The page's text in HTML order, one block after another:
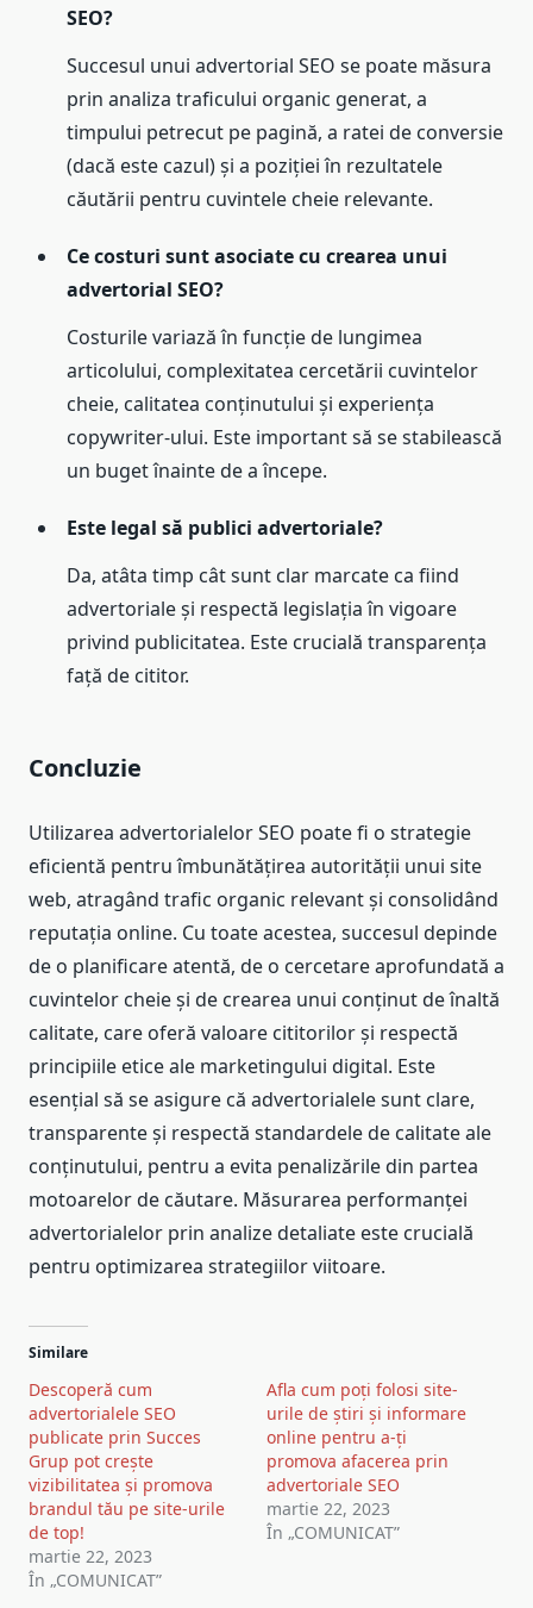
SEO?
Succesul unui advertorial SEO se poate măsura
prin analiza traficului organic generat, a
timpului petrecut pe pagină, a ratei de conversie
(dacă este cazul) și a poziției în rezultatele
căutării pentru cuvintele cheie relevante.
Ce costuri sunt asociate cu crearea unui
advertorial SEO?
Costurile variază în funcție de lungimea
articolului, complexitatea cercetării cuvintelor
cheie, calitatea conținutului și experiența
copywriter-ului. Este important să se stabilească
un buget înainte de a începe.
Este legal să publici advertoriale?
Da, atâta timp cât sunt clar marcate ca fiind
advertoriale și respectă legislația în vigoare
privind publicitatea. Este crucială transparența
față de cititor.
Concluzie
Utilizarea advertorialelor SEO poate fi o strategie
eficientă pentru îmbunătățirea autorității unui site
web, atragând trafic organic relevant și consolidând
reputația online. Cu toate acestea, succesul depinde
de o planificare atentă, de o cercetare aprofundată a
cuvintelor cheie și de crearea unui conținut de înaltă
calitate, care oferă valoare cititorilor și respectă
principiile etice ale marketingului digital. Este
esențial să se asigure că advertorialele sunt clare,
transparente și respectă standardele de calitate ale
conținutului, pentru a evita penalizările din partea
motoarelor de căutare. Măsurarea performanței
advertorialelor prin analize detaliate este crucială
pentru optimizarea strategiilor viitoare.
Similare
Descoperă cum
advertorialele SEO
publicate prin Succes
Grup pot crește
vizibilitatea și promova
brandul tău pe site-urile
de top!
martie 22, 2023
În „COMUNICAT”
Afla cum poți folosi site-
urile de știri și informare
online pentru a-ți
promova afacerea prin
advertoriale SEO
martie 22, 2023
În „COMUNICAT”